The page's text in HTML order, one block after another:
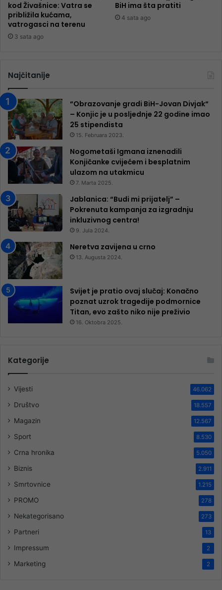
kod Živašnice: Vatra se
približila kućama,
vatrogasci na terenu
3 sata ago
BiH ima šta pratiti
4 sata ago
Najčitanije
“Obrazovanje gradi BiH-Jovan Divjak“
– Konjic je u posljednje 22 godine imao
25 ​​stipendista
15. Februara 2023.
Nogometaši Igmana iznenadili
Konjičanke cvijećem i besplatnim
ulazom na utakmicu
7. Marta 2025.
Jablanica: “Budi mi prijatelj” –
Pokrenuta kampanja za izgradnju
inkluzivnog centra!
9. Jula 2024.
Neretva zavijena u crno
13. Augusta 2024.
Svijet je pratio ovaj slučaj: Konačno
poznat uzrok tragedije podmornice
Titan, evo zašto niko nije preživio
16. Oktobra 2025.
Kategorije
Vijesti 46.062
Društvo 18.557
Magazin 12.567
Sport 8.530
Crna hronika 5.050
Biznis 2.911
Smrtovnice 1.215
PROMO 278
Nekategorisano 273
Partneri 13
Impressum 2
Marketing 2